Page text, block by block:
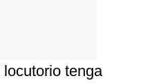
locutorio tenga